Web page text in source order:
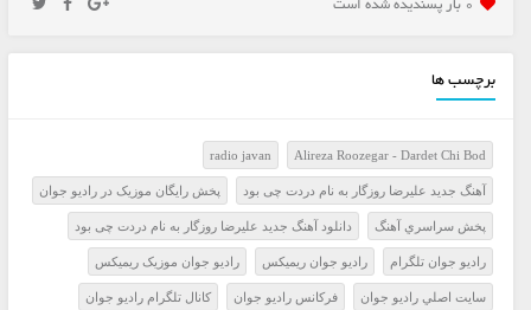
0 بار پسنديده شده است
برچسب ها
Alireza Roozegar - Dardet Chi Bod
radio javan
آهنگ جدید علیرضا روزگار به نام دردت چی بود پخش رايگان موزيک در راديو جوان
پخش سراسري آهنگ دانلود آهنگ جدید علیرضا روزگار به نام دردت چی بود
راديو جوان تلگرام راديو جوان ريميکس راديو جوان موزيک ريميکس
سايت اصلي راديو جوان فرکانس راديو جوان کانال تلگرام راديو جوان